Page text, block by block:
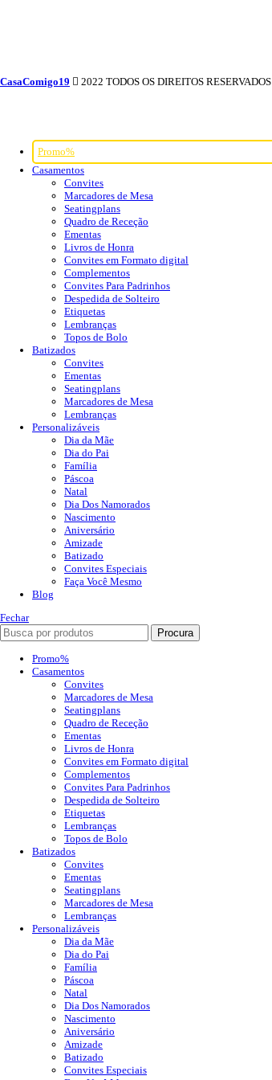
CasaComigo19 2022 TODOS OS DIREITOS RESERVADOS
Promo%
Casamentos
Convites
Marcadores de Mesa
Seatingplans
Quadro de Receção
Ementas
Livros de Honra
Convites em Formato digital
Complementos
Convites Para Padrinhos
Despedida de Solteiro
Etiquetas
Lembranças
Topos de Bolo
Batizados
Convites
Ementas
Seatingplans
Marcadores de Mesa
Lembranças
Personalizáveis
Dia da Mãe
Dia do Pai
Família
Páscoa
Natal
Dia Dos Namorados
Nascimento
Aniversário
Amizade
Batizado
Convites Especiais
Faça Você Mesmo
Blog
Fechar
Procura
Promo%
Casamentos
Convites
Marcadores de Mesa
Seatingplans
Quadro de Receção
Ementas
Livros de Honra
Convites em Formato digital
Complementos
Convites Para Padrinhos
Despedida de Solteiro
Etiquetas
Lembranças
Topos de Bolo
Batizados
Convites
Ementas
Seatingplans
Marcadores de Mesa
Lembranças
Personalizáveis
Dia da Mãe
Dia do Pai
Família
Páscoa
Natal
Dia Dos Namorados
Nascimento
Aniversário
Amizade
Batizado
Convites Especiais